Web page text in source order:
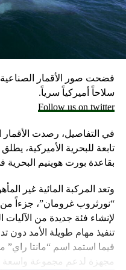
مسؤولون إسرائيليون
وكانت وزارة الخارجية
2000 رطل
ضحايا من المدنيين في مدينة
إلا أن نتنياهو خرج الأسبوع
حول مماطلة أميركا في
ما أثار حفيظة البيت الأبيض
للآمال.
فضحت صور الأقمار
سلاحاً أميركياً سرياً.
Follow us on twitter
في التفاصيل، رصدت
تابعة للبحرية الأميركية،
بقاعدة بورت هوينيم البحرية
وتعد المركبة المائية غير
“نورثروب غرومان”، جزءاً
لإنشاء فئة جديدة من
تنفيذ مهام طويلة الأمد
فيما استمد اسم “مانتا
مجهزة لدعم مجموعة واسعة